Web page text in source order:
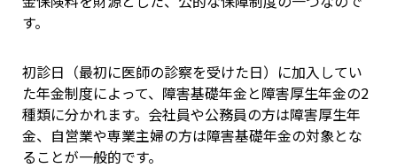
す。
初診日（最初に医師の診察を受けた日）に加入してい
た年金制度によって、障害基礎年金と障害厚生年金の2
種類に分かれます。会社員や公務員の方は障害厚生年
金、自営業や専業主婦の方は障害基礎年金の対象とな
ることが一般的です。